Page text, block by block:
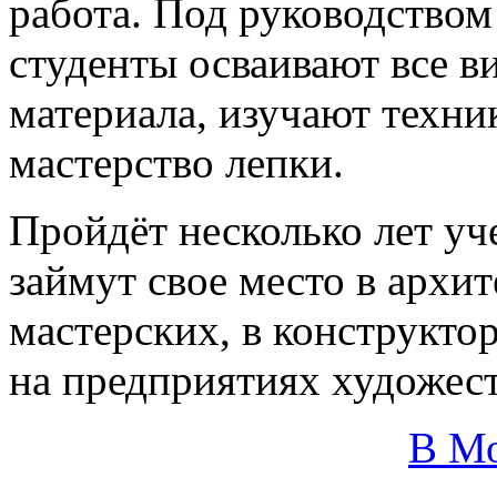
работа. Под
студенты осваивают все
материала, изучают
мастерство лепки.
Пройдёт несколько лет
займут свое место в
мастерских, в
на предприятиях
В